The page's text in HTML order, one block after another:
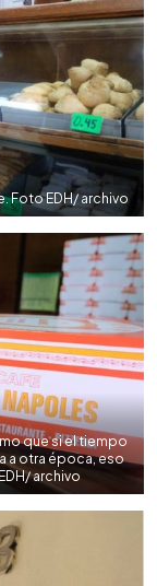
Foto EDH/ archivo
que si el tiempo
a otra época, eso
archivo